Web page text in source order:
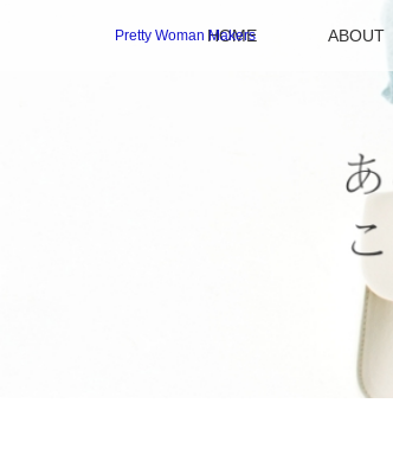
Pretty Woman Makers
HOME ABOUT